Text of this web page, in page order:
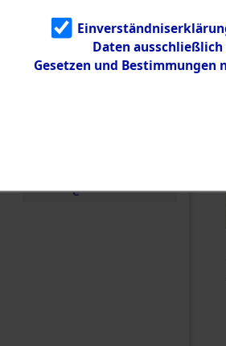
Identifizierun
g
5.3.3
Todesmärsch
e
Daten
Gesetzen und Bestimmungen